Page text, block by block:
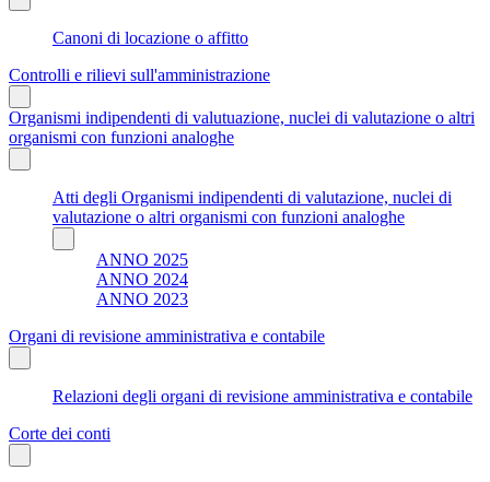
Canoni di locazione o affitto
Controlli e rilievi sull'amministrazione
Organismi indipendenti di valutuazione, nuclei di valutazione o altri
organismi con funzioni analoghe
Atti degli Organismi indipendenti di valutazione, nuclei di
valutazione o altri organismi con funzioni analoghe
ANNO 2025
ANNO 2024
ANNO 2023
Organi di revisione amministrativa e contabile
Relazioni degli organi di revisione amministrativa e contabile
Corte dei conti